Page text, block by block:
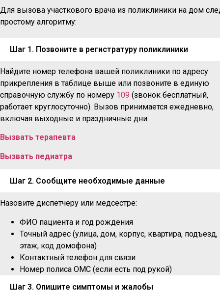
Для вызова участкового врача из поликлиники на дом
простому алгоритму:
Шаг 1. Позвоните в регистратуру поликлиники
Найдите номер телефона вашей поликлиники по адресу
прикрепления в таблице выше или позвоните в единую
справочную службу по номеру 109 (звонок бесплатный,
работает круглосуточно). Вызов принимается ежедневно,
включая выходные и праздничные дни.
Вызвать терапевта
Вызвать педиатра
Шаг 2. Сообщите необходимые данные
Назовите диспетчеру или медсестре:
ФИО пациента и год рождения
Точный адрес (улица, дом, корпус, квартира, подъезд,
этаж, код домофона)
Контактный телефон для связи
Номер полиса ОМС (если есть под рукой)
Шаг 3. Опишите симптомы и жалобы